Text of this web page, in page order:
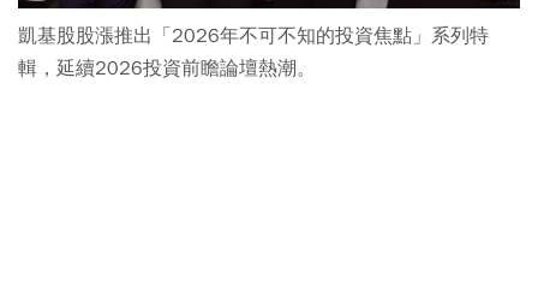
凱基股股漲推出「2026年不可不知的投資焦點」系列特
輯，延續2026投資前瞻論壇熱潮。